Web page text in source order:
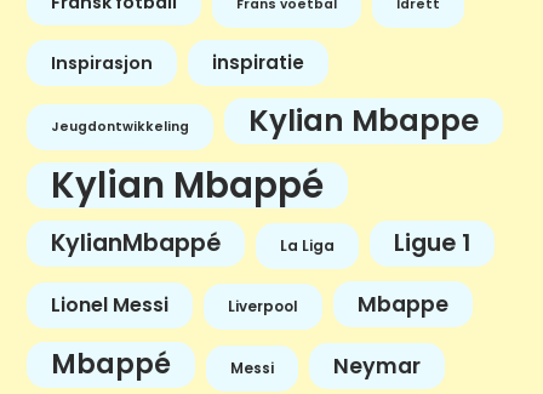
Frans voetbal Idrett
Inspirasjon inspiratie
Jeugdontwikkeling Kylian Mbappe
Kylian Mbappé
KylianMbappé La Liga Ligue 1
Lionel Messi Liverpool Mbappe
Mbappé Messi Neymar